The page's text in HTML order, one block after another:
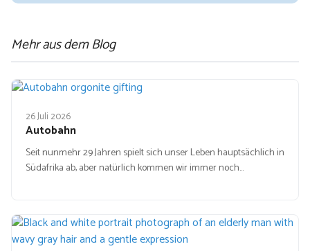
Mehr aus dem Blog
26 Juli 2026
Autobahn
Seit nunmehr 29 Jahren spielt sich unser Leben hauptsächlich in
Südafrika ab, aber natürlich kommen wir immer noch…